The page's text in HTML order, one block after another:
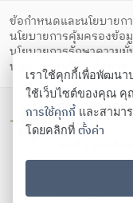
ข้อกำหนดและนโยบายก
นโยบายการคุ้มครองข้อ
นโยบายการรักษาความ
นโยบายคุกกี้
ตั้งค่าคุ
สำนักงานคณ
เสพติด
กรุงเทพมหานค
โทรศัพท์ 02-
us:
เราใช้คุกกี้เพื่อพัฒน
ใช้เว็บไซต์ของคุณ คุ
การใช้คุกกี้และสามา
โดยคลิกที่ ตั้งค่า